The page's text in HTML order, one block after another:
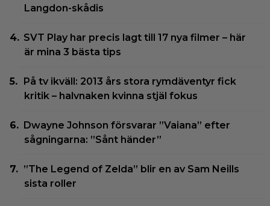
Langdon-skådis
SVT Play har precis lagt till 17 nya filmer – här
är mina 3 bästa tips
På tv ikväll: 2013 års stora rymdäventyr fick
kritik – halvnaken kvinna stjäl fokus
Dwayne Johnson försvarar ”Vaiana” efter
sågningarna: ”Sånt händer”
”The Legend of Zelda” blir en av Sam Neills
sista roller